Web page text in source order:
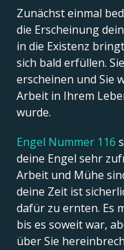
Zunächst einmal
die Erscheinung
in die Existenz
sich bald erfüllen.
erscheinen und Sie
Arbeit in Ihrem
wurde.
Engel Nummer 116
deine Engel sehr
Arbeit und Mühe
deine Zeit ist
dafür zu ernten. Es
bis es soweit war,
über Sie